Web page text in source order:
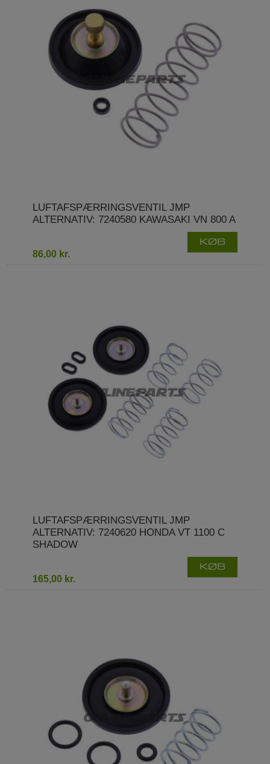
LUFTAFSPÆRRINGSVENTIL JMP
ALTERNATIV: 7240580 KAWASAKI VN 800 A
86,00 kr.
KØB
LUFTAFSPÆRRINGSVENTIL JMP
ALTERNATIV: 7240620 HONDA VT 1100 C
SHADOW
165,00 kr.
KØB